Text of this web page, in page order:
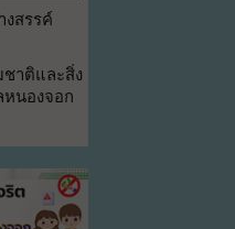
งสรรค์
หนองจอก